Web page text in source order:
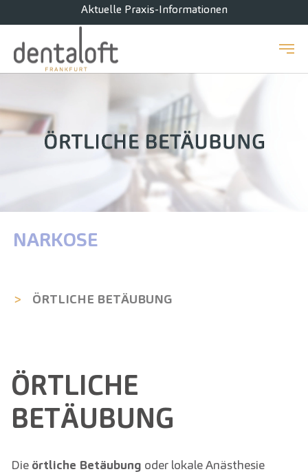
Zum Hauptinhalt springen
Aktuelle Praxis-Informationen
NARKOSE
ÖRTLICHE BETÄUBUNG
ÖRTLICHE
BETÄUBUNG
Die örtliche Betäubung oder lokale Anästhesie